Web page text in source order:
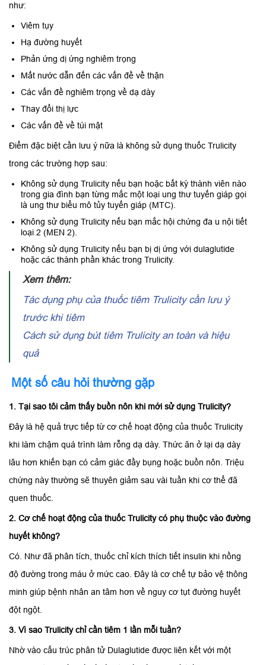
như:
Viêm tụy
Hạ đường huyết
Phản ứng dị ứng nghiêm trọng
Mất nước dẫn đến các vấn đề về thận
Các vấn đề nghiêm trọng về dạ dày
Thay đổi thị lực
Các vấn đề về túi mật
Điểm đặc biệt cần lưu ý nữa là không sử dụng thuốc Trulicity
trong các trường hợp sau:
Không sử dụng Trulicity nếu bạn hoặc bất kỳ thành viên nào
trong gia đình bạn từng mắc một loại ung thư tuyến giáp gọi
là ung thư biểu mô tủy tuyến giáp (MTC).
Không sử dụng Trulicity nếu bạn mắc hội chứng đa u nội tiết
loại 2 (MEN 2).
Không sử dụng Trulicity nếu bạn bị dị ứng với dulaglutide
hoặc các thành phần khác trong Trulicity.
Xem thêm:
Tác dụng phụ của thuốc tiêm Trulicity cần lưu ý
trước khi tiêm
Cách sử dụng bút tiêm Trulicity an toàn và hiệu
quả
Một số câu hỏi thường gặp
1. Tại sao tôi cảm thấy buồn nôn khi mới sử dụng Trulicity?
Đây là hệ quả trực tiếp từ cơ chế hoạt động của thuốc Trulicity
khi làm chậm quá trình làm rỗng dạ dày. Thức ăn ở lại dạ dày
lâu hơn khiến bạn có cảm giác đầy bụng hoặc buồn nôn. Triệu
chứng này thường sẽ thuyên giảm sau vài tuần khi cơ thể đã
quen thuốc.
2. Cơ chế hoạt động của thuốc Trulicity có phụ thuộc vào đường
huyết không?
Có. Như đã phân tích, thuốc chỉ kích thích tiết insulin khi nồng
độ đường trong máu ở mức cao. Đây là cơ chế tự bảo vệ thông
minh giúp bệnh nhân an tâm hơn về nguy cơ tụt đường huyết
đột ngột.
3. Vì sao Trulicity chỉ cần tiêm 1 lần mỗi tuần?
Nhờ vào cấu trúc phân tử Dulaglutide được liên kết với một